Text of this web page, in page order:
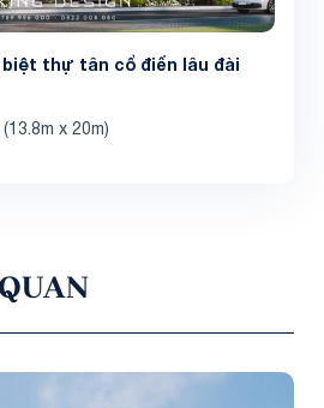
biệt thự tân cổ điển lâu đài
x 20m)